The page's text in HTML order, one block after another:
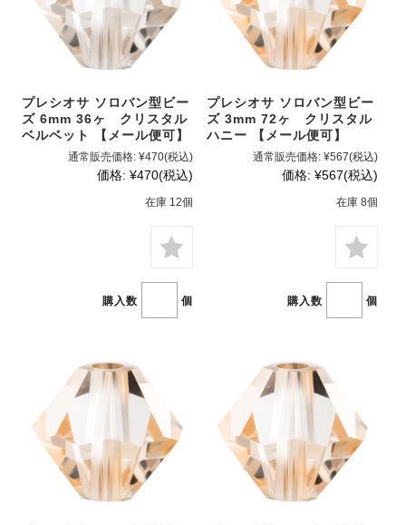
プレシオサ ソロバン型ビー
ズ 6mm 36ヶ クリスタル
ベルベット 【メール便可】
通常販売価格: ¥470(税込)
価格: ¥470(税込)
在庫 12個
購入数 個
プレシオサ ソロバン型ビー
ズ 3mm 72ヶ クリスタル
ハニー 【メール便可】
通常販売価格: ¥567(税込)
価格: ¥567(税込)
在庫 8個
購入数 個